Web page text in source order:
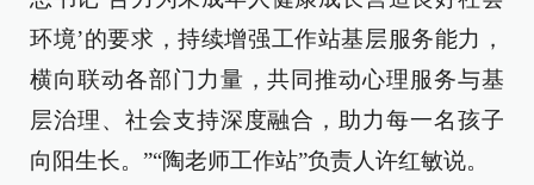
环境’的要求，持续增强工作站基层服务能力，
横向联动各部门力量，共同推动心理服务与基
层治理、社会支持深度融合，助力每一名孩子
向阳生长。”“陶老师工作站”负责人许红敏说。